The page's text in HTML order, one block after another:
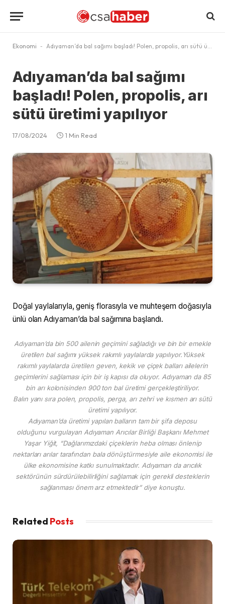
Ekonomi - Adıyaman’da bal sağımı başladı! Polen, propolis, arı sütü üretimi yapılıyor
Adıyaman’da bal sağımı
başladı! Polen, propolis, arı
sütü üretimi yapılıyor
17/08/2024 1 Min Read
Doğal yaylalarıyla, geniş florasıyla ve muhteşem doğasıyla
ünlü olan Adıyaman’da bal sağımına başlandı.
Adıyaman’da bin 500 ailenin geçimini sağladığı ve bin bir emekle
üretilen bal sağımı yüksek rakımlı yaylalarda yapılıyor.Yüksek
rakımlı yaylalarda üretilen geven, kekik ve çiçek balları ailelerin
geçimlerini sağlaması için bir iş kapısı da oluyor. Adıyaman da 85
bin arı kolonisinden 900 ton bal üretimi gerçekleştiriliyor.
Balın yanı sıra polen, propolis, perga, arı zehri ve kısmen arı sütü
üretimi yapılıyor.
Adıyaman’da üretimi yapılan balların tam bir şifa deposu
olduğunu vurgulayan Adıyaman Arıcılar Birliği Başkanı Mehmet
Yaşar Yiğit, “Dağlarımızdaki çiçeklerin heba olması önlenip
nektarları arılar tarafından bala dönüştürmesiyle aile ekonomisi ile
ülke ekonomisine katkı sunulmaktadır. Adıyaman da arıcılık
sektörünün sürdürülebilirliğini sağlamak için gerekli desteklerin
sağlanması önem arz etmektedir” diye konuştu.
Related Posts